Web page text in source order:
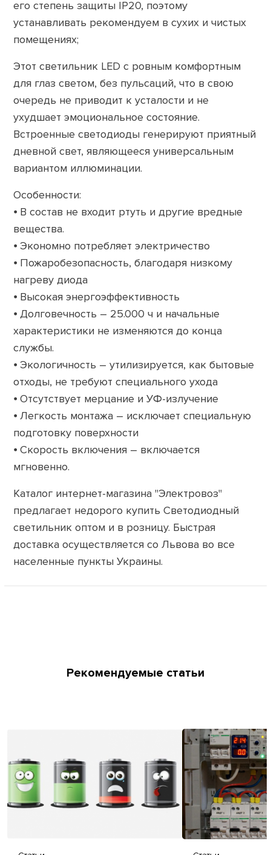
его степень защиты IP20, поэтому
устанавливать рекомендуем в сухих и чистых
помещениях;
Этот светильник LED с ровным комфортным
для глаз светом, без пульсаций, что в свою
очередь не приводит к усталости и не
ухудшает эмоциональное состояние.
Встроенные светодиоды генерируют приятный
дневной свет, являющееся универсальным
вариантом иллюминации.
Особенности:
⦁ В состав не входит ртуть и другие вредные
вещества.
⦁ Экономно потребляет электричество
⦁ Пожаробезопасность, благодаря низкому
нагреву диода
⦁ Высокая энергоэффективность
⦁ Долговечность – 25.000 ч и начальные
характеристики не изменяются до конца
службы.
⦁ Экологичность – утилизируется, как бытовые
отходы, не требуют специального ухода
⦁ Отсутствует мерцание и УФ-излучение
⦁ Легкость монтажа – исключает специальную
подготовку поверхности
⦁ Скорость включения – включается
мгновенно.
Каталог интернет-магазина "Электровоз"
предлагает недорого купить Светодиодный
светильник оптом и в розницу. Быстрая
доставка осуществляется со Львова во все
населенные пункты Украины.
Рекомендуемые статьи